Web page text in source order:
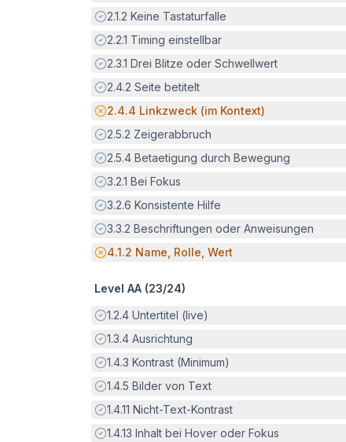
Erfüllt:
2.1.2 Keine Tastaturfalle
Erfüllt:
2.2.1 Timing einstellbar
Erfüllt:
2.3.1 Drei Blitze oder Schwellwert
Erfüllt:
2.4.2 Seite betitelt
Potenzielle Barriere:
2.4.4 Linkzweck (im Kontext)
Erfüllt:
2.5.2 Zeigerabbruch
Erfüllt:
2.5.4 Betaetigung durch Bewegung
Erfüllt:
3.2.1 Bei Fokus
Erfüllt:
3.2.6 Konsistente Hilfe
Erfüllt:
3.3.2 Beschriftungen oder Anweisungen
Potenzielle Barriere:
4.1.2 Name, Rolle, Wert
Level AA (23/24)
Erfüllt:
1.2.4 Untertitel (live)
Erfüllt:
1.3.4 Ausrichtung
Erfüllt:
1.4.3 Kontrast (Minimum)
Erfüllt:
1.4.5 Bilder von Text
Erfüllt:
1.4.11 Nicht-Text-Kontrast
Erfüllt:
1.4.13 Inhalt bei Hover oder Fokus